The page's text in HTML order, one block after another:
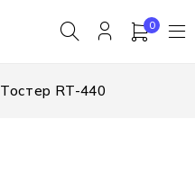
0
Тостер RT-440